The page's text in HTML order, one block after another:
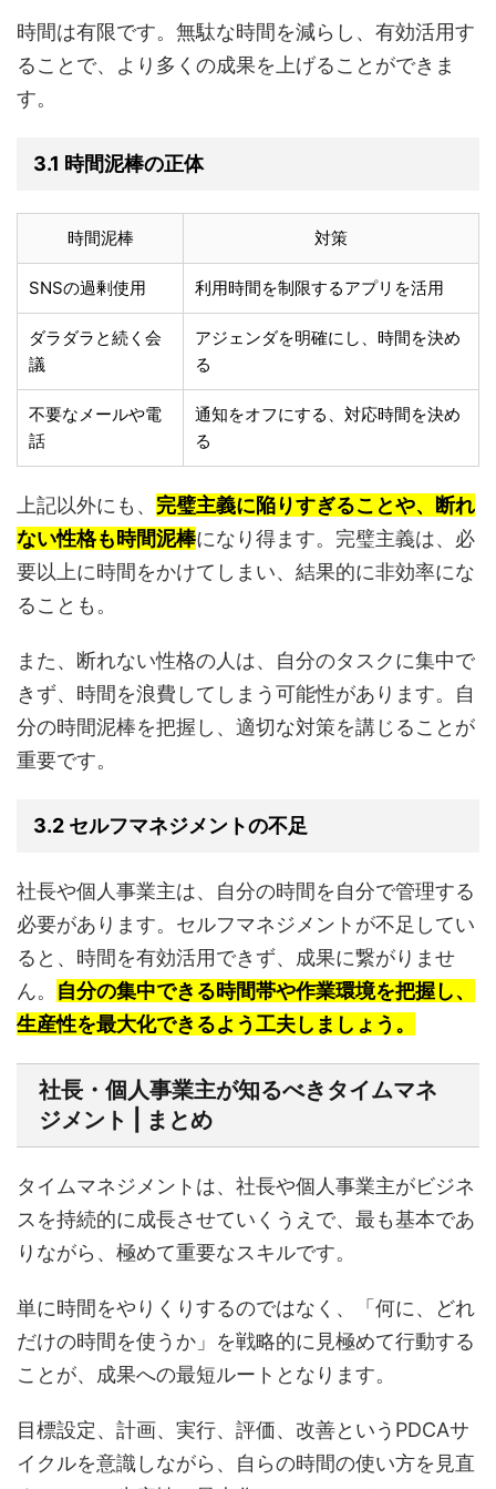
時間は有限です。無駄な時間を減らし、有効活用す
ることで、より多くの成果を上げることができま
す。
3.1 時間泥棒の正体
時間泥棒 対策
SNSの過剰使用 利用時間を制限するアプリを活用
ダラダラと続く会
議
アジェンダを明確にし、時間を決め
る
不要なメールや電
話
通知をオフにする、対応時間を決め
る
上記以外にも、 完璧主義に陥りすぎることや、断れ
ない性格も時間泥棒になり得ます。完璧主義は、必
要以上に時間をかけてしまい、結果的に非効率にな
ることも。
また、断れない性格の人は、自分のタスクに集中で
きず、時間を浪費してしまう可能性があります。自
分の時間泥棒を把握し、適切な対策を講じることが
重要です。
3.2 セルフマネジメントの不足
社長や個人事業主は、自分の時間を自分で管理する
必要があります。セルフマネジメントが不足してい
ると、時間を有効活用できず、成果に繋がりませ
ん。 自分の集中できる時間帯や作業環境を把握し、
生産性を最大化できるよう工夫しましょう。
社長・個人事業主が知るべきタイムマネ
ジメント | まとめ
タイムマネジメントは、社長や個人事業主がビジネ
スを持続的に成長させていくうえで、最も基本であ
りながら、極めて重要なスキルです。
単に時間をやりくりするのではなく、「何に、どれ
だけの時間を使うか」を戦略的に見極めて行動する
ことが、成果への最短ルートとなります。
目標設定、計画、実行、評価、改善というPDCAサ
イクルを意識しながら、自らの時間の使い方を見直